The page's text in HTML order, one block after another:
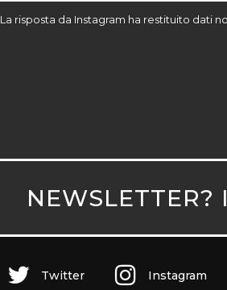
La risposta da Instagram ha restituito dati
NEWSLETTER?
Twitter Instagram